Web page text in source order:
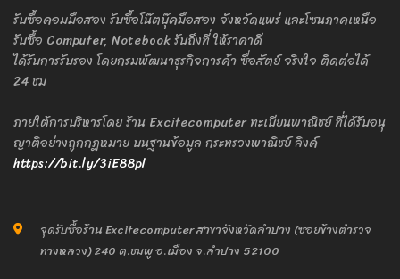
รับซื้อคอมมือสอง รับซื้อโน๊ตบุ๊คมือสอง จังหวัดแพร่ และโซนภาคเหนือ
รับซื้อ Computer, Notebook รับถึงที่ ให้ราคาดี
ได้รับการรับรอง โดยกรมพัฒนาธุรกิจการค้า ซื่อสัตย์ จริงใจ ติดต่อได้
24 ชม
ภายใต้การบริหารโดย ร้าน Excitecomputer ทะเบียนพาณิชย์ ที่ได้รับอนุ
ญาติอย่างถูกกฎหมาย บนฐานข้อมูล กระทรวงพาณิชย์ ลิงค์
https://bit.ly/3iE88pl
จุดรับซื้อร้าน Excitecomputer สาขาจังหวัดลำปาง (ซอยข้างตำรวจ
ทางหลวง) 240 ต.ชมพู อ.เมือง จ.ลำปาง 52100